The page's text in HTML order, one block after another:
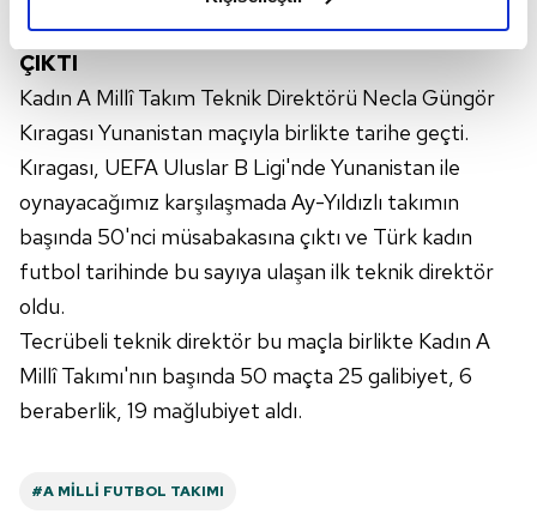
elimizden gelen çabayı gösterdiğimizi ve bu noktada,
kalemimiz olduğunu sizlere hatırlatmak isteriz.
Her halükârda, kullanıcılar, bu çerezlere izin vermedikleri
takdirde, kullanıcılara hedefli reklamlar
gösterilmeyecektir."
Sizlere daha iyi bir hizmet sunabilmek için İnternet
Sitemizde kendimize ve üçüncü kişilere ait çerezler
kullanılmaktadır. Bu çerezler vasıtasıyla çeşitli kişisel
toplumu hizmetlerinin sunulması amacıyla
kullanılmaktadır. Diğer çerezler, sitemizin daha işlevsel
kılınması ve kişiselleştirilmesi ve sizlere yönelik
NECLA GÜNGÖR KIRAGASI 50'NCİ MAÇINA
ÇIKTI
Kadın A Millî Takım Teknik Direktörü Necla Güngör
Kıragası Yunanistan maçıyla birlikte tarihe geçti.
Kıragası, UEFA Uluslar B Ligi'nde Yunanistan ile
oynayacağımız karşılaşmada Ay-Yıldızlı takımın
başında 50'nci müsabakasına çıktı ve Türk kadın
futbol tarihinde bu sayıya ulaşan ilk teknik direktör
oldu.
Tecrübeli teknik direktör bu maçla birlikte Kadın A
Millî Takımı'nın başında 50 maçta 25 galibiyet, 6
beraberlik, 19 mağlubiyet aldı.
#A MILLI FUTBOL TAKIMI